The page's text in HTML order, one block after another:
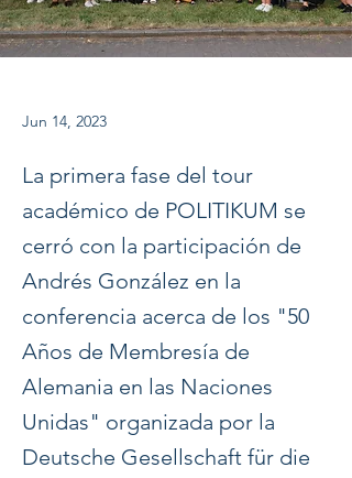
Jun 14, 2023
La primera fase del tour
académico de POLITIKUM se
cerró con la participación de
Andrés González en la
conferencia acerca de los "50
Años de Membresía de
Alemania en las Naciones
Unidas" organizada por la
Deutsche Gesellschaft für die